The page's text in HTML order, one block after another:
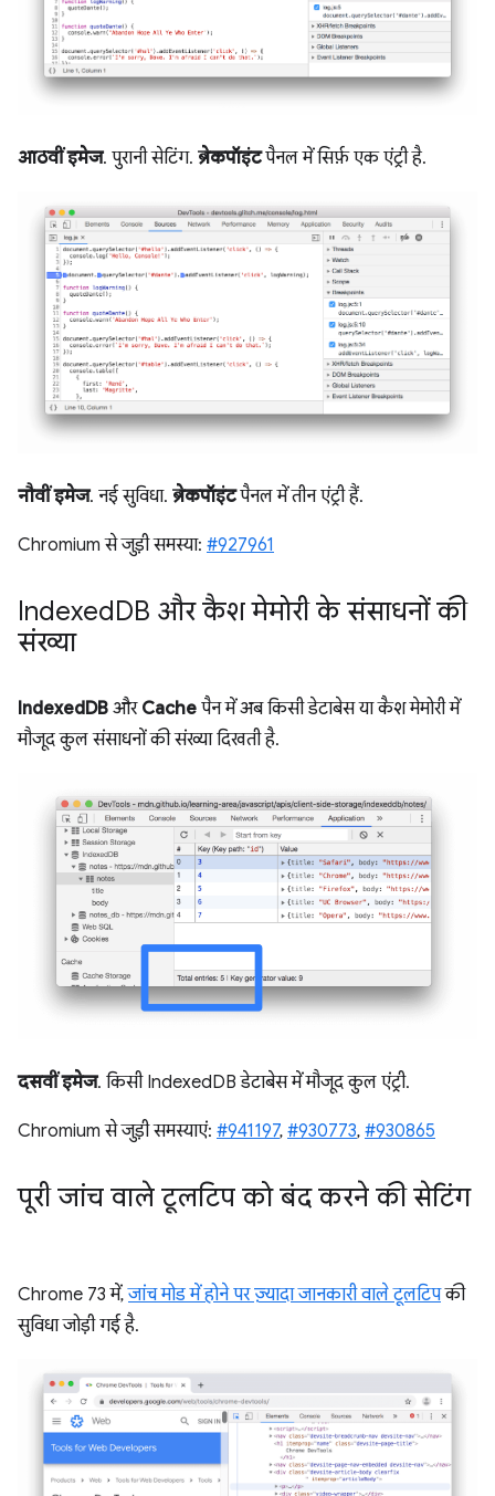
आठवीं इमेज. पुरानी सेटिंग. ब्रेकपॉइंटपैनल में सिर्फ़ एक एंट्री है.
नौवीं इमेज. नई सुविधा. ब्रेकपॉइंटपैनल में तीन एंट्री हैं.
Chromium से जुड़ी समस्या: #927961
IndexedDB और कैश मेमोरी के संसाधनों की
संख्या
IndexedDB और Cache पैन में अब किसी डेटाबेस या कैश मेमोरी में
मौजूद कुल संसाधनों की संख्या दिखती है.
दसवीं इमेज. किसी IndexedDB डेटाबेस में मौजूद कुल एंट्री.
Chromium से जुड़ी समस्याएं: #941197, #930773, #930865
पूरी जांच वाले टूलटिप को बंद करने की सेटिंग
Chrome 73 में,जांच मोड में होने पर ज़्यादा जानकारी वाले टूलटिपकी
सुविधा जोड़ी गई है.